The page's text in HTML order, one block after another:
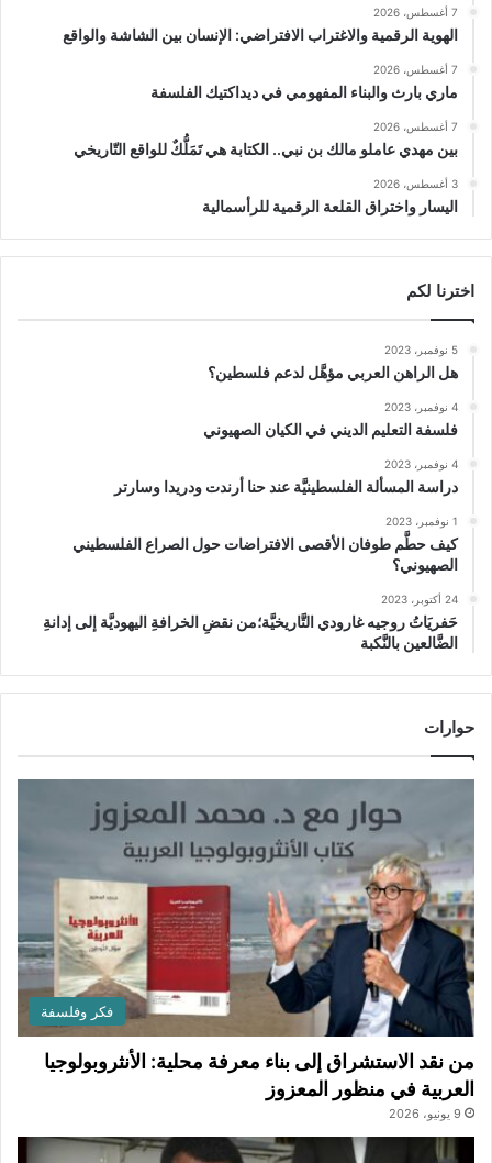
7 أغسطس، 2026
الهوية الرقمية والاغتراب الافتراضي: الإنسان بين الشاشة والواقع
7 أغسطس، 2026
ماري بارث والبناء المفهومي في ديداكتيك الفلسفة
7 أغسطس، 2026
بين مهدي عاملو مالك بن نبي.. الكتابة هي تَمَلُّكٌ للواقع التّاريخي
3 أغسطس، 2026
اليسار واختراق القلعة الرقمية للرأسمالية
اخترنا لكم
5 نوفمبر، 2023
هل الراهن العربي مؤهَّل لدعم فلسطين؟
4 نوفمبر، 2023
فلسفة التعليم الديني في الكيان الصهيوني
4 نوفمبر، 2023
دراسة المسألة الفلسطينيَّة عند حنا أرندت ودريدا وسارتر
1 نوفمبر، 2023
كيف حطَّم طوفان الأقصى الافتراضات حول الصراع الفلسطيني
الصهيوني؟
24 أكتوبر، 2023
حَفريَاتُ روجيه غارودي التَّاريخيَّة؛من نقضِ الخرافةِ اليهوديَّة إلى إدانةِ
الضَّالعين بالنَّكبة
حوارات
فكر وفلسفة
من نقد الاستشراق إلى بناء معرفة محلية: الأنثروبولوجيا
العربية في منظور المعزوز
9 يونيو، 2026